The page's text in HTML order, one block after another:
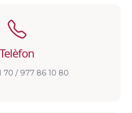
Telèfon
70 / 977 86 10 80